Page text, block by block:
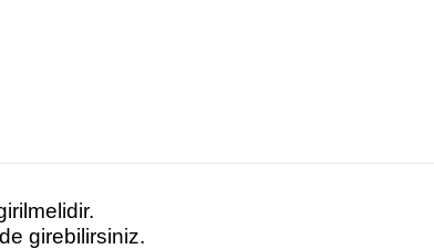
girebilirsiniz.